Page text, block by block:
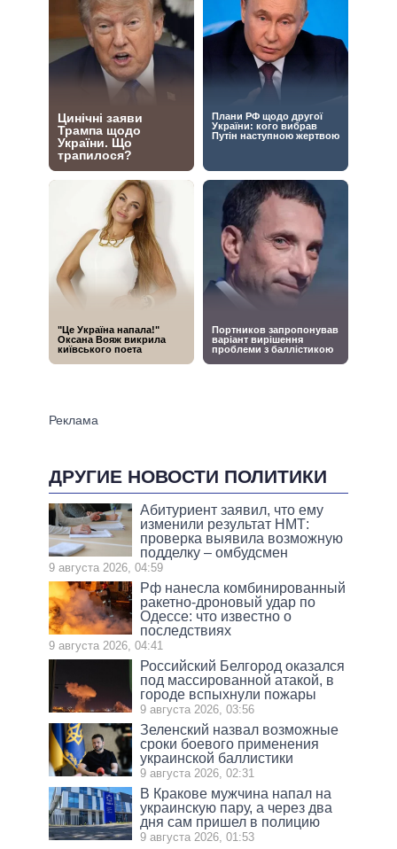
ДРУГИЕ НОВОСТИ ПОЛИТИКИ
Абитуриент заявил, что ему
изменили результат НМТ:
проверка выявила возможную
подделку – омбудсмен
9 августа 2026, 04:59
Рф нанесла комбинированный
ракетно-дроновый удар по
Одессе: что известно о
последствиях
9 августа 2026, 04:41
Российский Белгород оказался
под массированной атакой, в
городе вспыхнули пожары
9 августа 2026, 03:56
Зеленский назвал возможные
сроки боевого применения
украинской баллистики
9 августа 2026, 02:31
В Кракове мужчина напал на
украинскую пару, а через два
дня сам пришел в полицию
9 августа 2026, 01:53